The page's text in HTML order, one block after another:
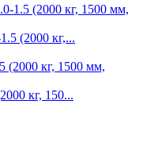
(2000 кг,...
кг, 150...